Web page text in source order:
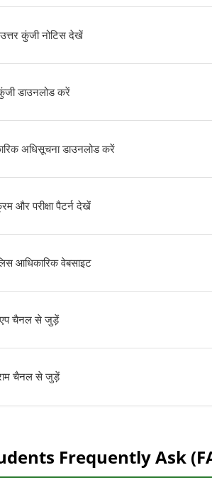
कुंजी नोटिस देखें
डाउनलोड करें
अधिसूचना डाउनलोड करें
और परीक्षा पैटर्न देखें
आधिकारिक वेबसाइट
चैनल से जुड़ें
चैनल से जुड़ें
Frequently Ask